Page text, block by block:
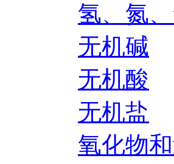
氢、氮
无机碱
无机酸
无机盐
氧化物